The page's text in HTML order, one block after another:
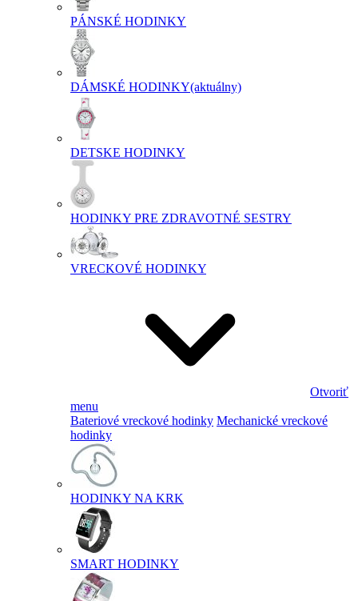
PÁNSKÉ HODINKY
DÁMSKÉ HODINKY(aktuálny)
DETSKE HODINKY
HODINKY PRE ZDRAVOTNÉ SESTRY
VRECKOVÉ HODINKY
Otvoriť
menu
Bateriové vreckové hodinky Mechanické vreckové
hodinky
HODINKY NA KRK
SMART HODINKY